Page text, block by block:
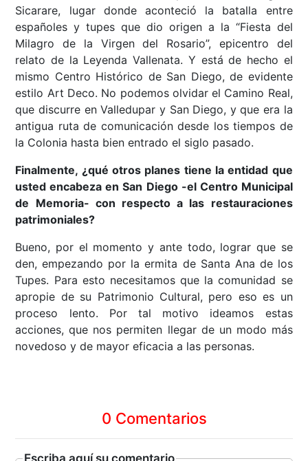
Sicarare, lugar donde aconteció la batalla entre
españoles y tupes que dio origen a la “Fiesta del
Milagro de la Virgen del Rosario”, epicentro del
relato de la Leyenda Vallenata. Y está de hecho el
mismo Centro Histórico de San Diego, de evidente
estilo Art Deco. No podemos olvidar el Camino Real,
que discurre en Valledupar y San Diego, y que era la
antigua ruta de comunicación desde los tiempos de
la Colonia hasta bien entrado el siglo pasado.
Finalmente, ¿qué otros planes tiene la entidad que
usted encabeza en San Diego -el Centro Municipal
de Memoria- con respecto a las restauraciones
patrimoniales?
Bueno, por el momento y ante todo, lograr que se
den, empezando por la ermita de Santa Ana de los
Tupes. Para esto necesitamos que la comunidad se
apropie de su Patrimonio Cultural, pero eso es un
proceso lento. Por tal motivo ideamos estas
acciones, que nos permiten llegar de un modo más
novedoso y de mayor eficacia a las personas.
0 Comentarios